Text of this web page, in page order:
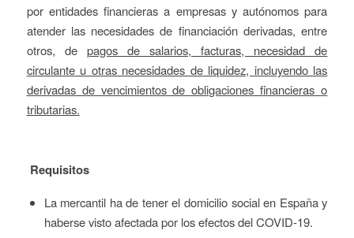
por entidades financieras a empresas y autónomos para
atender las necesidades de financiación derivadas, entre
otros, de pagos de salarios, facturas, necesidad de
circulante u otras necesidades de liquidez, incluyendo las
derivadas de vencimientos de obligaciones financieras o
tributarias.
Requisitos
La mercantil ha de tener el domicilio social en España y
haberse visto afectada por los efectos del COVID-19.